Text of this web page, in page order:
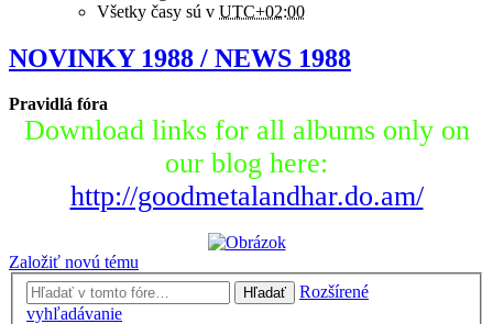
Všetky časy sú v UTC+02:00
NOVINKY 1988 / NEWS 1988
Pravidlá fóra
Download links for all albums only on
our blog here:
http://goodmetalandhar.do.am/
Založiť novú tému
Hľadať
Rozšírené
vyhľadávanie